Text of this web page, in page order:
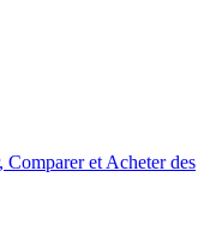
Comparer et Acheter des